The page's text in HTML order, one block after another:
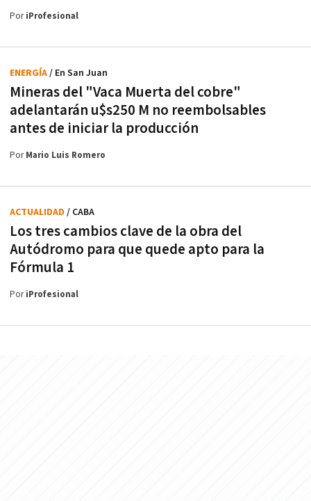
PoriProfesional
Mineras del "Vaca Muerta del cobre"
adelantarán u$s250 M no reembolsables
antes de iniciar la producción
ENERGÍA/ En San Juan
PorMario Luis Romero
Los tres cambios clave de la obra del
Autódromo para que quede apto para la
Fórmula 1
ACTUALIDAD / CABA
PoriProfesional